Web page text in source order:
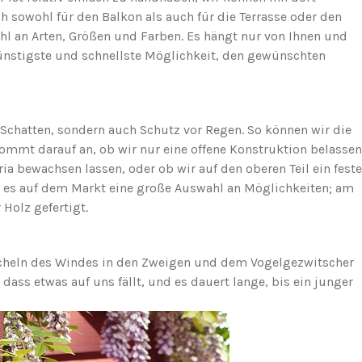
für den Balkon als auch für die Terrasse oder den
an Arten, Größen und Farben. Es hängt nur von Ihnen und
und schnellste Möglichkeit, den gewünschten
sondern auch Schutz vor Regen. So können wir die
darauf an, ob wir nur eine offene Konstruktion
bewachsen lassen, oder ob wir auf den oberen Teil ein
auf dem Markt eine große Auswahl an Möglichkeiten; am
Holz gefertigt.
des Windes in den Zweigen und dem Vogelgezwitscher
etwas auf uns fällt, und es dauert lange, bis ein junger